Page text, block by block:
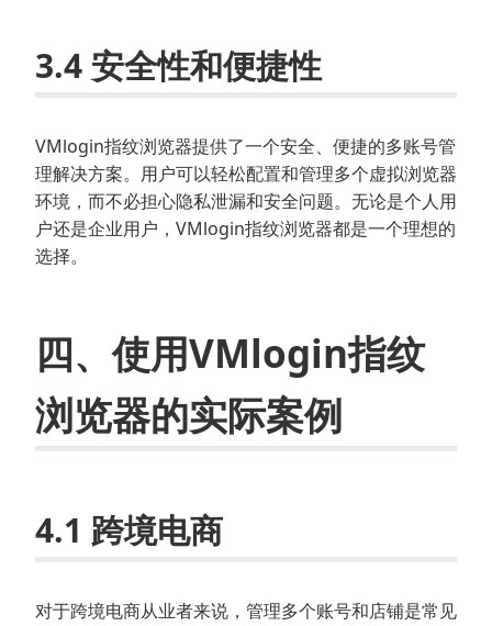
3.4 安全性和便捷性
VMlogin指纹浏览器提供了一个安全、便捷的多账号管
理解决方案。用户可以轻松配置和管理多个虚拟浏览器
环境，而不必担心隐私泄漏和安全问题。无论是个人用
户还是企业用户，VMlogin指纹浏览器都是一个理想的
选择。
四、使用VMlogin指纹
浏览器的实际案例
4.1 跨境电商
对于跨境电商从业者来说，管理多个账号和店铺是常见